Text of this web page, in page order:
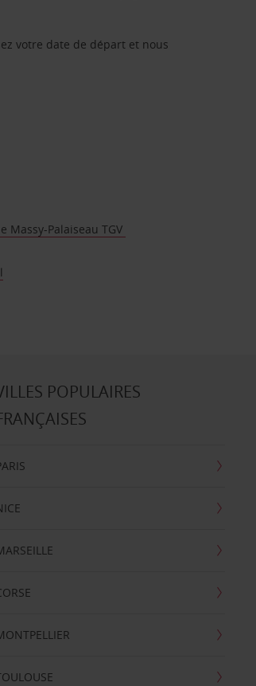
votre date de départ et nous
Massy-Palaiseau TGV
POPULAIRES